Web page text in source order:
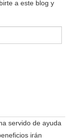
a este blog y
servido de ayuda
irán